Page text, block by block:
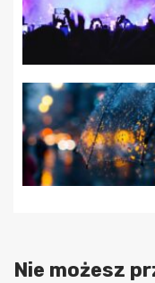
Nie możesz